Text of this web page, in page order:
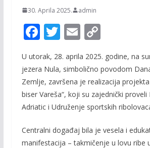
30. Aprila 2025. admin
F
ac
e
b
o
o
k
T
itt
er
E
ai
l
C
p
y
Li
n
k
U utorak, 28. aprila 2025. godine, na
jezera Nula, simbolično povodom
Zemlje, završena je realizacija projekta
biser Vareša“, koji su zajednički proveli
Adriatic i Udruženje sportskih
Centralni događaj bila je vesela i
manifestacija – takmičenje u lovu ribe